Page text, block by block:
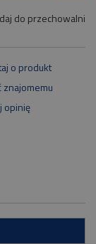
do przechowalni
o produkt
znajomemu
opinię